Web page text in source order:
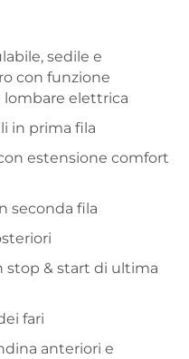
sedile e
con funzione
lombare elettrica
in prima fila
estensione comfort
seconda fila
stop & start di ultima
fari
anteriori e